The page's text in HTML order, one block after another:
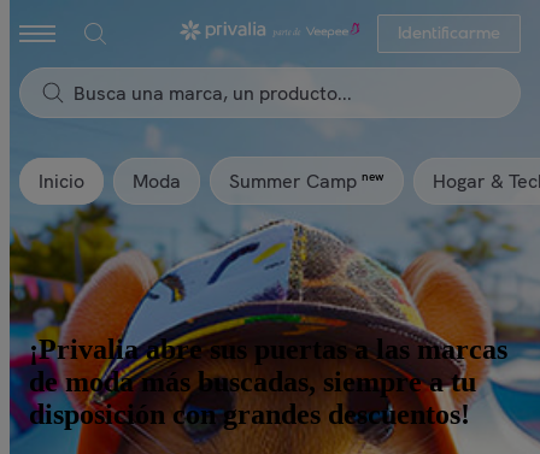
Identificarme
Inicio Moda Summer Camp new Hogar &
¡Privalia abre sus puertas a las marcas
de moda más buscadas, siempre a tu
disposición con grandes descuentos!